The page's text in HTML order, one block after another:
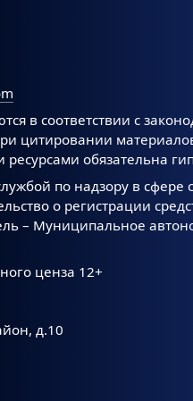
в соответствии с
цитировании
обязательна
по надзору в
о регистрации
– Муниципальное
ценза 12+
д.10